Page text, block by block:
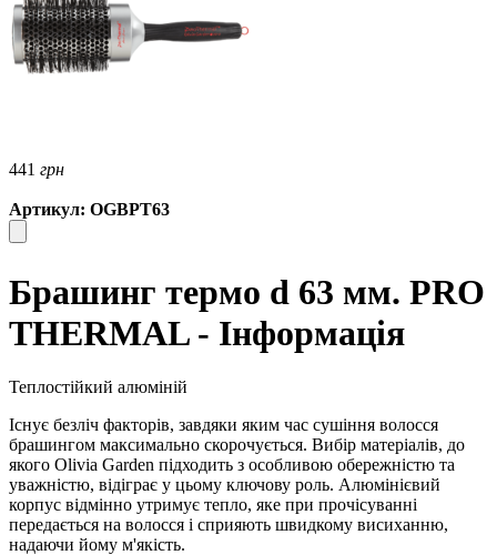
441 грн
Артикул: OGBPT63
Брашинг термо d 63 мм. PRO
TНERMAL - Інформація
Теплостійкий алюміній
Існує безліч факторів, завдяки яким час сушіння волосся
брашингом максимально скорочується. Вибір матеріалів, до
якого Olivia Garden підходить з особливою обережністю та
уважністю, відіграє у цьому ключову роль. Алюмінієвий
корпус відмінно утримує тепло, яке при прочісуванні
передається на волосся і сприяють швидкому висиханню,
надаючи йому м'якість.